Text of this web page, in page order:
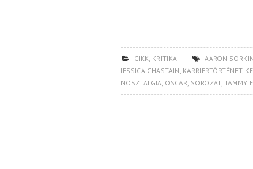
CIKK, KRITIKA AARON SORKIN
JESSICA CHASTAIN, KARRIERTÖRTÉNET,
NOSZTALGIA, OSCAR, SOROZAT, TAMMY